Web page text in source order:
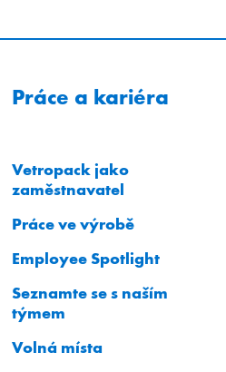
Práce a kariéra
Vetropack jako
zaměstnavatel
Práce ve výrobě
Employee Spotlight
Seznamte se s naším
týmem
Volná místa